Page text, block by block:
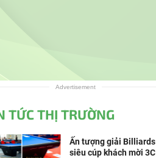
Advertisement
TỨC THỊ TRƯỜNG
Ấn tượng giải Billiards
siêu cúp khách mời 3C